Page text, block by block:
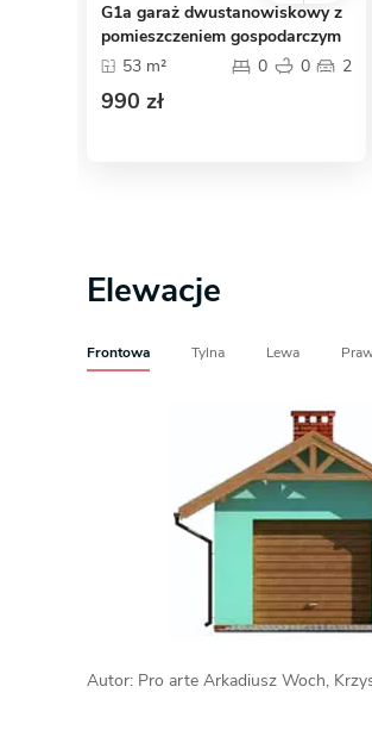
G1a garaż dwustanowiskowy z
pomieszczeniem gospodarczym
53 m²
0 0 2
990 zł
Elewacje
Frontowa Tylna Lewa
Autor: Pro arte Arkadiusz Woch,